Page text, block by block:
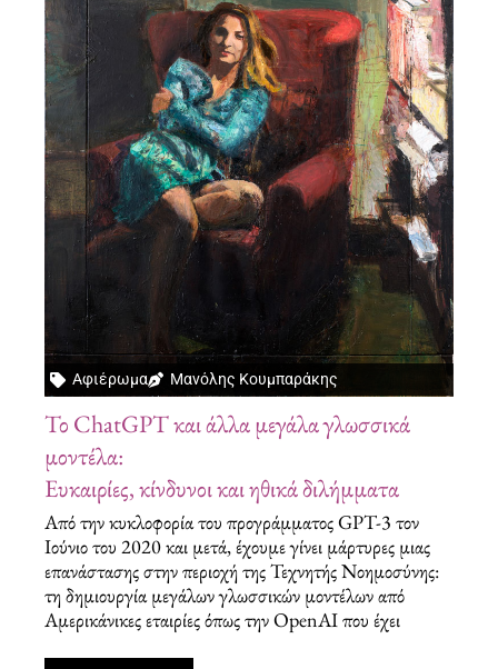
Αφιέρωμα Μανόλης Κουμπαράκης
Το ChatGPT και άλλα μεγάλα γλωσσικά
μοντέλα:
Ευκαιρίες, κίνδυνοι και ηθικά διλήμματα
Από την κυκλοφορία του προγράμματος GPT-3 τον
Ιούνιο του 2020 και μετά, έχουμε γίνει μάρτυρες μιας
επανάστασης στην περιοχή της Τεχνητής Νοημοσύνης:
τη δημιουργία μεγάλων γλωσσικών μοντέλων από
Αμερικάνικες εταιρίες όπως την OpenAI που έχει